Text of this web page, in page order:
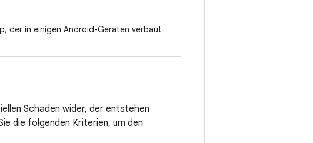
der in einigen Android-Geräten verbaut
Schaden wider, der entstehen
die folgenden Kriterien, um den